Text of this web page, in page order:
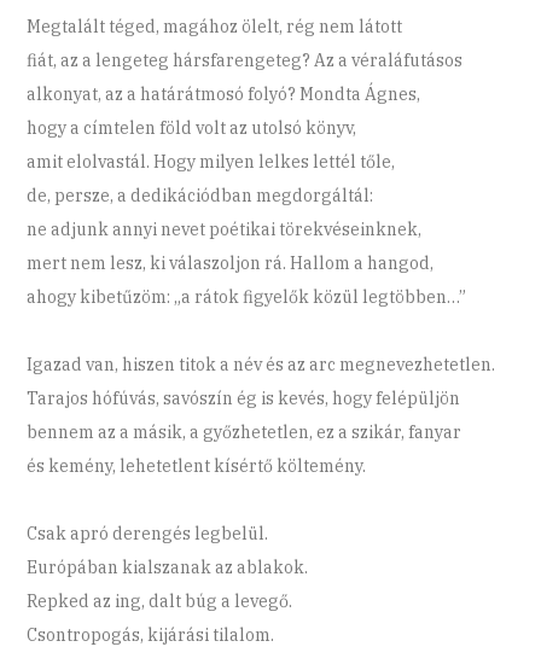
Megtalált téged, magához ölelt, rég nem látott
fiát, az a lengeteg hársfarengeteg? Az a véraláfutásos
alkonyat, az a határátmosó folyó? Mondta Ágnes,
hogy a címtelen föld volt az utolsó könyv,
amit elolvastál. Hogy milyen lelkes lettél tőle,
de, persze, a dedikációdban megdorgáltál:
ne adjunk annyi nevet poétikai törekvéseinknek,
mert nem lesz, ki válaszoljon rá. Hallom a hangod,
ahogy kibetűzöm: „a rátok figyelők közül legtöbben…”
Igazad van, hiszen titok a név és az arc megnevezhetetlen.
Tarajos hófúvás, savószín ég is kevés, hogy felépüljön
bennem az a másik, a győzhetetlen, ez a szikár, fanyar
és kemény, lehetetlent kísértő költemény.
Csak apró derengés legbelül.
Európában kialszanak az ablakok.
Repked az ing, dalt búg a levegő.
Csontropogás, kijárási tilalom.